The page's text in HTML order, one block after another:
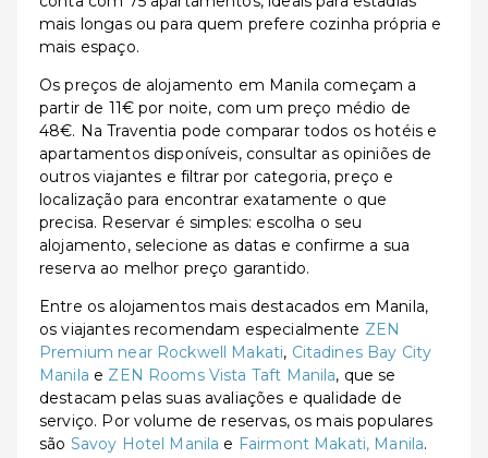
mais longas ou para quem prefere cozinha própria e
mais espaço.
Os preços de alojamento em Manila começam a
partir de 11€ por noite, com um preço médio de
48€. Na Traventia pode comparar todos os hotéis e
apartamentos disponíveis, consultar as opiniões de
outros viajantes e filtrar por categoria, preço e
localização para encontrar exatamente o que
precisa. Reservar é simples: escolha o seu
alojamento, selecione as datas e confirme a sua
reserva ao melhor preço garantido.
Entre os alojamentos mais destacados em Manila,
os viajantes recomendam especialmente ZEN
Premium near Rockwell Makati, Citadines Bay City
Manila e ZEN Rooms Vista Taft Manila, que se
destacam pelas suas avaliações e qualidade de
serviço. Por volume de reservas, os mais populares
são Savoy Hotel Manila e Fairmont Makati, Manila.